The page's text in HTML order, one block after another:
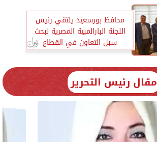
محافظ بورسعيد يلتقي رئيس
اللجنة البارالمبية المصرية لبحث
سبل التعاون في القطاع
الرياضي ببورسعيد
مقال رئيس التحرير